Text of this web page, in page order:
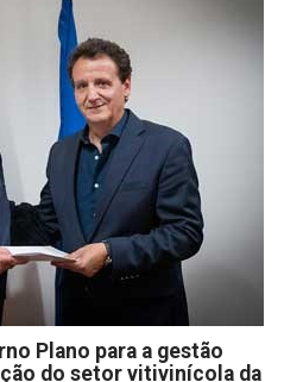
Plano para a gestão
do setor vitivinícola da